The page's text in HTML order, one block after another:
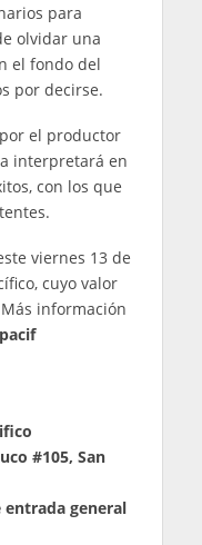
para
olvidar una
el fondo del
por decirse.
el productor
interpretará en
con los que
viernes 13 de
cuyo valor
información
#105, San
general